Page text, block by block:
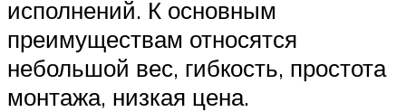
исполнений. К основным
преимуществам относятся
небольшой вес, гибкость, простота
монтажа, низкая цена.